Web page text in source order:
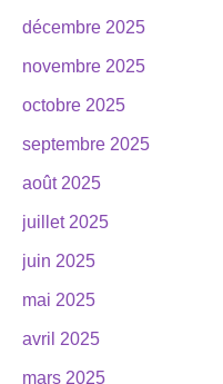
décembre 2025
novembre 2025
octobre 2025
septembre 2025
août 2025
juillet 2025
juin 2025
mai 2025
avril 2025
mars 2025